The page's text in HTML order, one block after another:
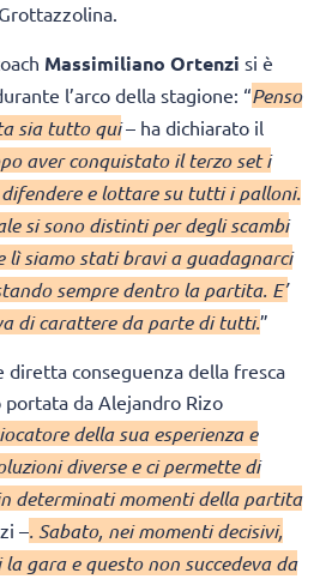
Massimiliano Ortenzi si è
l’arco della stagione: “Penso
sia tutto qui– ha dichiarato il
aver conquistato il terzo set i
e lottare su tutti i palloni.
si sono distinti per degli scambi
lì siamo stati bravi a guadagnarci
sempre dentro la partita. E’
di carattere da parte di tutti.”
diretta conseguenza della fresca
da Alejandro Rizo
della sua esperienza e
diverse e ci permette di
determinati momenti della partita
–. Sabato, nei momenti decisivi,
gara e questo non succedeva da